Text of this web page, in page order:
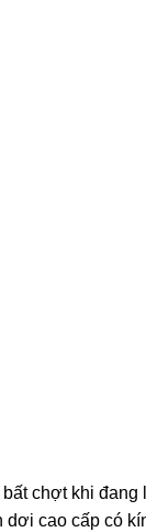
chợt khi
cao cấp có